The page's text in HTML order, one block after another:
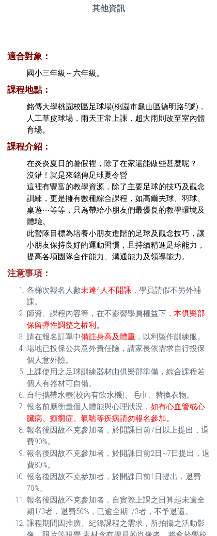
其他資訊
適合對象：
國小三年級～六年級。
課程地點：
銘傳大學桃園校區足球場(桃園市龜山區德明路5號)，
人工草皮球場，雨天正常上課，超大雨則改至室內體
育場。
課程介紹：
在炎炎夏日的暑假裡，除了在家還能做些甚麼呢？
沒錯！就是來銘傳足球夏令營
這裡有豐富的教學資源，除了主要足球的技巧及觀念
訓練，更是擁有數種綜合課程，如高爾夫球、羽球、
桌遊⋯等等，只為帶給小朋友們最優良的教學環境及
體驗。
此營隊目標為培養小朋友進階的足球及觀念技巧，讓
小朋友保持良好的運動習慣，且持續精進足球能力，
提高各項團隊合作能力、溝通能力及領導能力。
注意事項：
各梯次報名人數未達4人不開課 ，學員請假不另外補
課。
師資、課程內容等，在不影響學員權益下， 本俱樂部
保留彈性調整之權利。
請在報名訂單中備註身高及體重 ，以利製作訓練服。
場地已投保公共意外責任險，請家長依需求自行投保
個人意外險。
上課使用之足球訓練器材由俱樂部準備，綜合課程若
個人有器材可自備。
自行攜帶水壺(校內有飲水機)、毛巾、替換衣物。
報名前應衡量個人體能與心理狀況， 如有心血管或心
臟病、癲癇症、氣喘等疾病請勿報名參加。
報名後因故不克參加者，於開課日前7日以上提出，退
費90%。
報名後因故不克參加者，於開課日前2日~7日提出，退
費80%。
報名後因故不克參加者，於開課日前1日提出，退費
70%。
報名後因故不克參加者，自實際上課之日算起未逾全
期1/3者，退費50%，已逾全期1/3者，不予退還。
課程期間因推廣、紀錄課程之需求，所拍攝之活動影